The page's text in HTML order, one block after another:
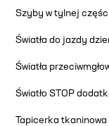
Szyby w tylnej
Światła do jazdy
Światła
Światło STOP
Tapicerka tkaninowa